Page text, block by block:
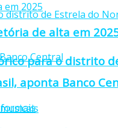
para o distrito
de alta em
aponta Banco